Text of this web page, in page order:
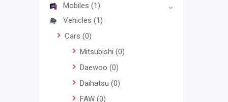
Mobiles (1)
Vehicles (1)
Cars (0)
Mitsubishi (0)
Daewoo (0)
Daihatsu (0)
FAW (0)